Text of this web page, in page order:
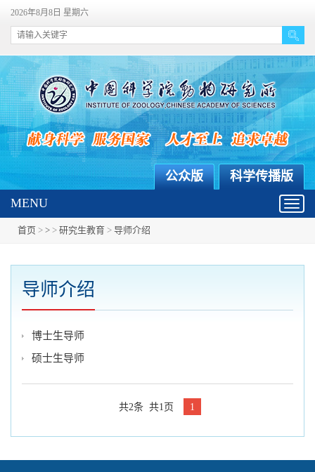
2026年8月8日 星期六
科学传播版
公众版
MENU
首页 > > > 研究生教育 > 导师介绍
导师介绍
博士生导师
硕士生导师
共2条 共1页 1